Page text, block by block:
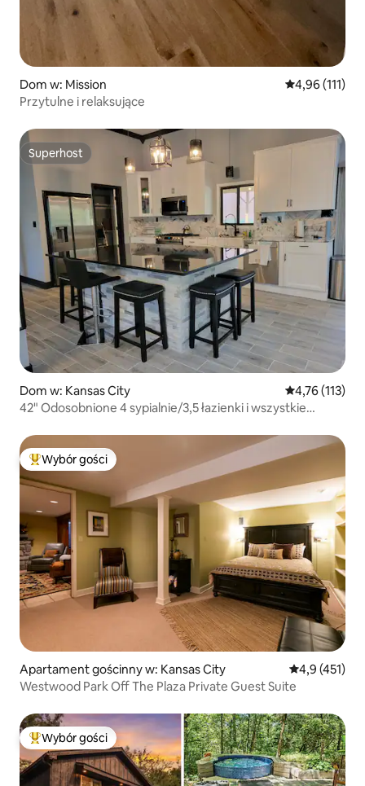
Dom w: Mission Średnia
4,96 (111)
Przytulne i relaksujące
Superhost
Superhost
Dom w: Kansas City Średnia
4,76 (113)
42" Odosobnione 4 sypialnie/3,5 łazienki i wszystkie
Najpopularniejsze z kategorii Wybór gości
Wybór gości
Apartament gościnny w: Kansas City Średnia
4,9 (451)
Westwood Park Off The Plaza Private Guest Suite
Najpopularniejsze z kategorii Wybór gości
Wybór gości